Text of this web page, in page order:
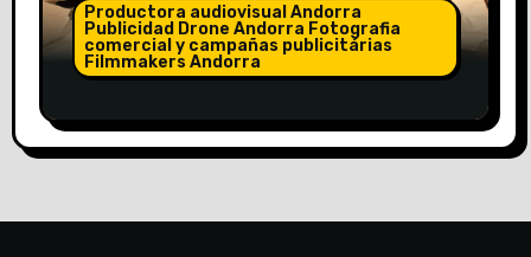
Productora audiovisual Andorra
Publicidad Drone Andorra Fotografia
comercial y campañas publicitárias
Filmmakers Andorra
para todas tus redes sociales en un
día. De 15 o 30 reels en un día.